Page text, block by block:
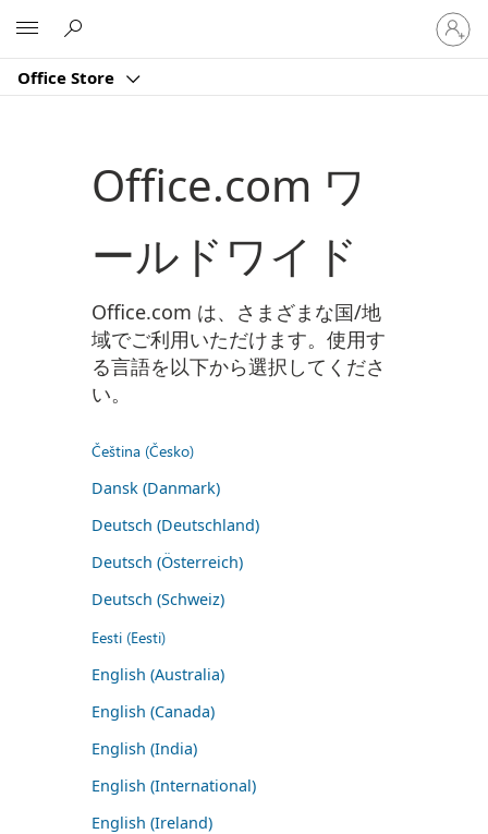
Office Store
ア
カ
ウ
Office.com ワ
ールドワイド
Office.com は、さまざまな国/地
域でご利用いただけます。使用す
る言語を以下から選択してくださ
い。
Čeština (Česko)
Dansk (Danmark)
Deutsch (Deutschland)
Deutsch (Österreich)
Deutsch (Schweiz)
Eesti (Eesti)
English (Australia)
English (Canada)
English (India)
English (International)
English (Ireland)